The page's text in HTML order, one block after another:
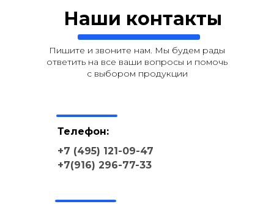
+7 (495) 121-09-47
+7(916) 296-77-33
Телефон:
Наши контакты
Пишите и звоните нам. Мы будем рады
ответить на все ваши вопросы и помочь
с выбором продукции